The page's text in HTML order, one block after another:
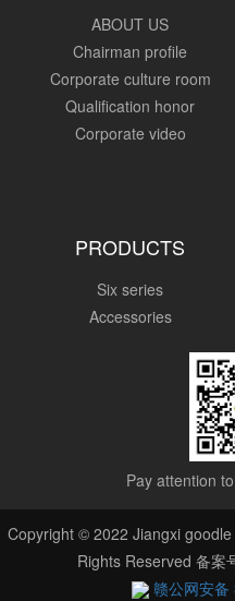
ABOUT US
Chairman profile
Corporate culture room
Qualification honor
Corporate video
PRODUCTS
Six series
Accessories
Pay attention
Copyright © 2022 Jiangxi
Rights Reserved 备案
赣公网安